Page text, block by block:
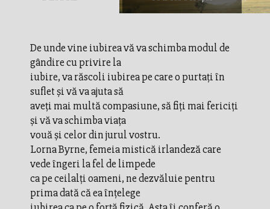
De unde vine iubirea vă va schimba modul de
gândire cu privire la
iubire, va răscoli iubirea pe care o purtaţi în
suflet şi vă va ajuta să
aveţi mai multă compasiune, să fiţi mai fericiţi
şi vă va schimba viaţa
vouă şi celor din jurul vostru.
Lorna Byrne, femeia mistică irlandeză care
vede îngeri la fel de limpede
ca pe ceilalţi oameni, ne dezvăluie pentru
prima dată că ea înţelege